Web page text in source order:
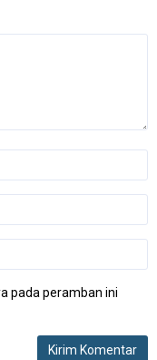
pada peramban ini